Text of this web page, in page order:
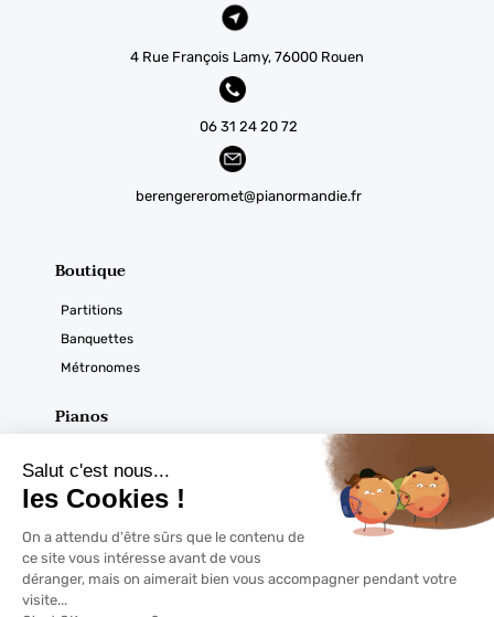
4 Rue François Lamy, 76000 Rouen
06 31 24 20 72
berengereromet@pianormandie.fr
Boutique
Partitions
Banquettes
Métronomes
Pianos
Acoustiques
Numériques
Ouverture du magasin
Horaires :
À noter